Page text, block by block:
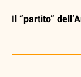
Il “partito”